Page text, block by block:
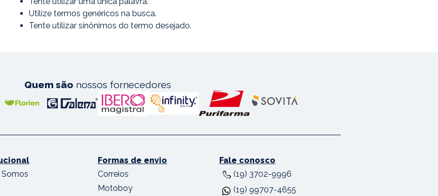
Utilize termos genéricos na busca.
Tente utilizar sinônimos do termo desejado.
Quem são nossos fornecedores
Formas de envio
Correios
Motoboy
Fale conosco
(19) 3702-9996
(19) 99707-4655